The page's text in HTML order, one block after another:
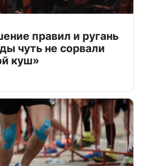
правил и ругань
чуть не сорвали
куш»